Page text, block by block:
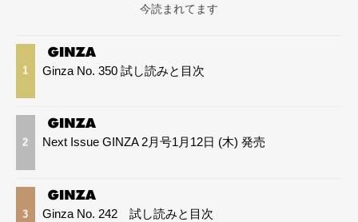
今読まれてます
1 Ginza No. 350 試し読みと目次
2 Next Issue GINZA 2月号1月12日 (木) 発売
3 Ginza No. 242 試し読みと目次